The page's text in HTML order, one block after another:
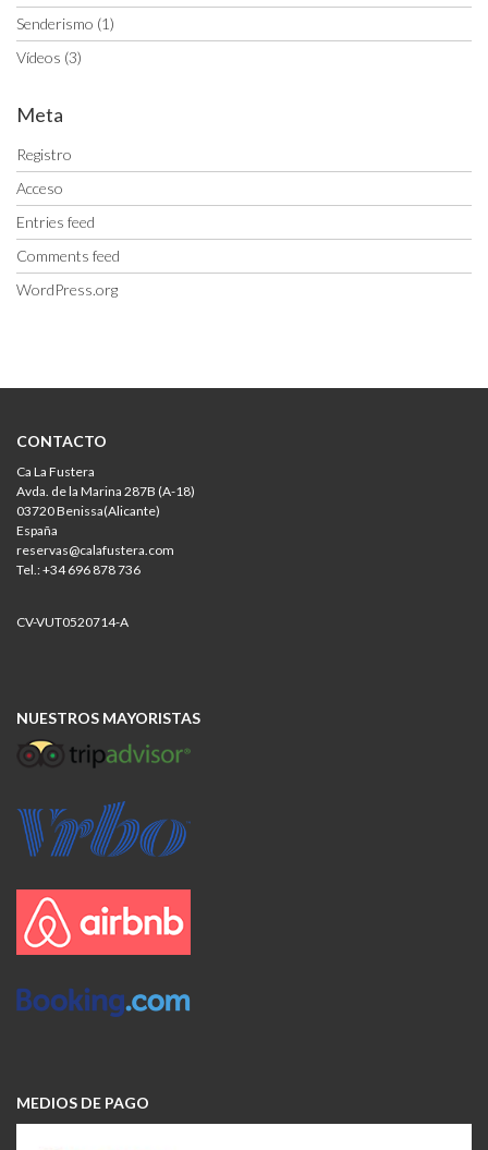
Senderismo (1)
Vídeos (3)
Meta
Registro
Acceso
Entries feed
Comments feed
WordPress.org
CONTACTO
Ca La Fustera
Avda. de la Marina 287B (A-18)
03720 Benissa(Alicante)
España
reservas@calafustera.com
Tel.: +34 696 878 736
CV-VUT0520714-A
NUESTROS MAYORISTAS
MEDIOS DE PAGO